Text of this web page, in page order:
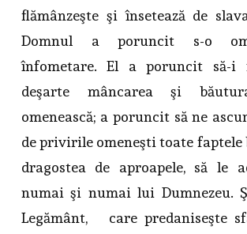
flămânzeşte şi însetează de
Domnul a poruncit s-o
înfometare. El a poruncit să-i
deşarte mâncarea şi
omenească; a poruncit să ne
de privirile omeneşti toate faptele
dragostea de aproapele, să le
numai şi numai lui
Legământ, care predaniseşte